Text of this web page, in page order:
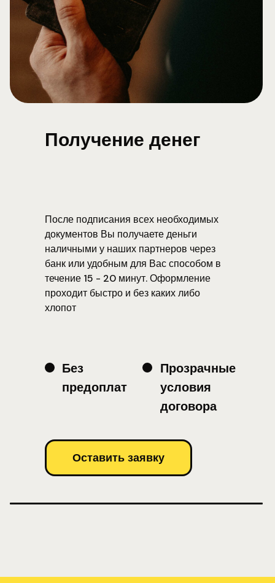
После подписания всех необходимых
документов Вы получаете деньги
наличными у наших партнеров через
банк или удобным для Вас способом в
течение 15 - 20 минут. Оформление
проходит быстро и без каких либо
хлопот
Получение денег
Оставить заявку
Без
предоплат
Прозрачные
условия
договора